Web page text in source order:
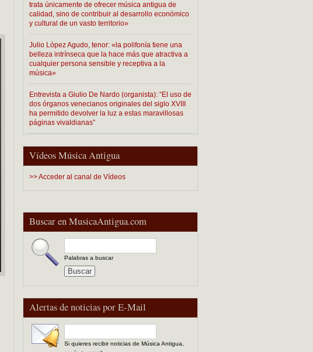
trata únicamente de ofrecer música antigua de
calidad, sino de contribuir al desarrollo económico
y cultural de un vasto territorio»
Julio López Agudo, tenor: «la polifonía tiene una
belleza intrínseca que la hace más que atractiva a
cualquier persona sensible y receptiva a la
música»
Entrevista a Giulio De Nardo (organista): “El uso de
dos órganos venecianos originales del siglo XVIII
ha permitido devolver la luz a estas maravillosas
páginas vivaldianas”
Vídeos Música Antigua
>> Acceder al canal de Vídeos
Buscar en MusicaAntigua.com
Palabras a buscar
Alertas de noticias por E-Mail
Si quieres recibir noticias de Música Antigua,